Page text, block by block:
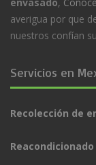
averigua por que
nuestros confían
Servicios en
Recolección de